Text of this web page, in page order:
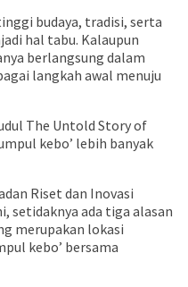
budaya, tradisi, serta
hal tabu. Kalaupun
berlangsung dalam
langkah awal menuju
The Untold Story of
kebo’ lebih banyak
Riset dan Inovasi
setidaknya ada tiga alasan
merupakan lokasi
kebo’ bersama